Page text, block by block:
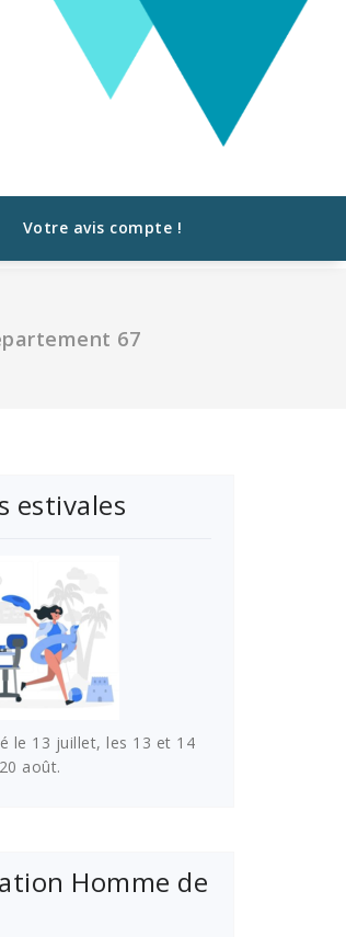
Votre avis compte !
67
estivales
le 13 juillet, les 13 et 14
août.
Homme de